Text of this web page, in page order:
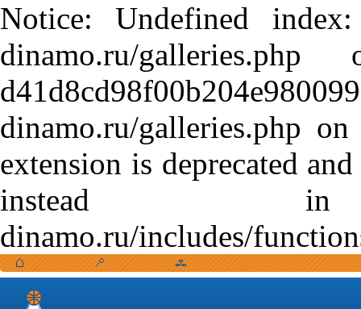
Notice: Undefined
dinamo.ru/
dinamo.ru/galleries.php
extension is deprecated
instead in /var/
dinamo.ru/includes/